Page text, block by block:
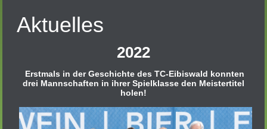
Aktuelles
2022
Erstmals in der Geschichte des TC-Eibiswald konnten
drei Mannschaften in ihrer Spielklasse den Meistertitel
holen!